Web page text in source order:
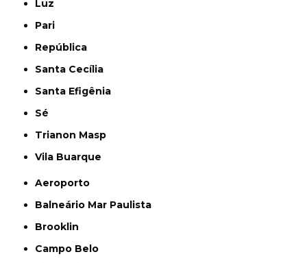
Luz
Pari
República
Santa Cecília
Santa Efigênia
Sé
Trianon Masp
Vila Buarque
Aeroporto
Balneário Mar Paulista
Brooklin
Campo Belo